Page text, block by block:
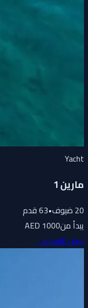
Yacht
مارين 1
20ضيوف•
63 قدم
يبدأ من1000 AED
عرض التفاصيل